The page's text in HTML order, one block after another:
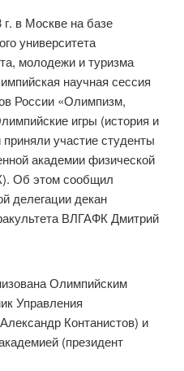
в Москве на базе
университета
молодежи и туризма
научная сессия
России «Олимпизм,
игры (история и
участие студенты
академии физической
Об этом сообщил
делегации декан
ВЛГАФК Дмитрий
Олимпийским
Управления
Контанистов) и
(президент